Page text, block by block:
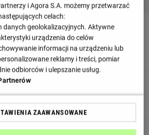
przechwytuje dośrodkowanie
karne.
stworzyć jakąś akcję.
i Agora S.A. możemy przetwarzać
celach:
danych geolokalizacyjnych. Aktywne
urządzenia do celów
informacji na urządzeniu lub
reklamy i treści, pomiar
i treści, badnie odbiorców i ulepszanie usług.
ZAAWANSOWANE